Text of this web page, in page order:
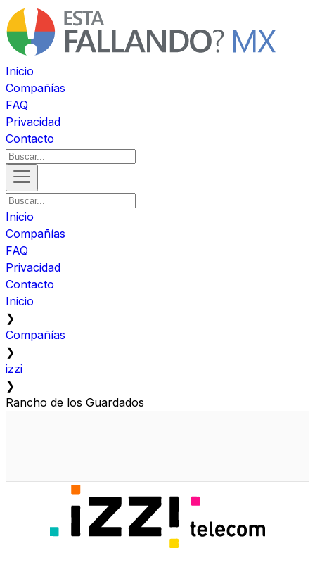
Inicio
Compañías
FAQ
Privacidad
Contacto
Inicio
Compañías
FAQ
Privacidad
Contacto
Inicio
❯
Compañías
❯
izzi
❯
Rancho de los Guardados